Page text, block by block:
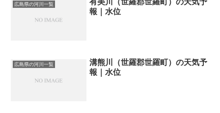
広島県の河川一覧
有美川（世羅郡世羅町）の天気予
報｜水位
広島県の河川一覧
溝熊川（世羅郡世羅町）の天気予
報｜水位